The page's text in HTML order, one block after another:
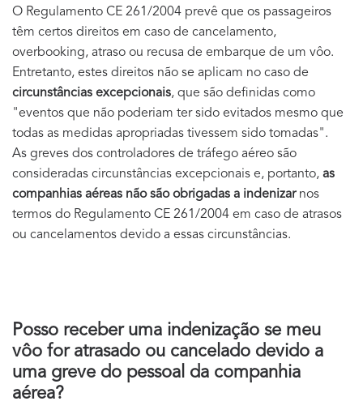
O Regulamento CE 261/2004 prevê que os passageiros
têm certos direitos em caso de cancelamento,
overbooking, atraso ou recusa de embarque de um vôo.
Entretanto, estes direitos não se aplicam no caso de
circunstâncias excepcionais, que são definidas como
"eventos que não poderiam ter sido evitados mesmo que
todas as medidas apropriadas tivessem sido tomadas".
As greves dos controladores de tráfego aéreo são
consideradas circunstâncias excepcionais e, portanto, as
companhias aéreas não são obrigadas a indenizarnos
termos do Regulamento CE 261/2004 em caso de atrasos
ou cancelamentos devido a essas circunstâncias.
Posso receber uma indenização se meu
vôo for atrasado ou cancelado devido a
uma greve do pessoal da companhia
aérea?